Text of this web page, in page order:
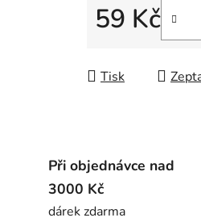
59 Kč
Měrná cena:
Tisk
Při objednávce nad
3000 Kč
dárek zdarma